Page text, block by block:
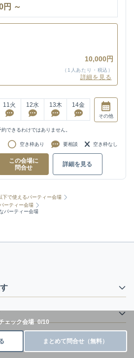
円 ～
10,000円
（1人あたり・税込）
詳細を見る
11火 12水 13木 14金
その他
できるわけではありません。
空き枠あり 要相談 空き枠なし
この会場に
問合せ
詳細を見る
下で使えるパーティー会場
ーティー会場
パーティー会場
ェック会場 0/10
まとめて問合せ（無料）